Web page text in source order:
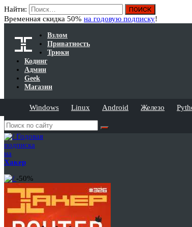
Найти:
Временная скидка 50% на годовую подписку!
Взлом
Приватность
Трюки
Кодинг
Админ
Geek
Магазин
Windows Linux Android Железо
Годовая
подписка
на
Хакер
-50%